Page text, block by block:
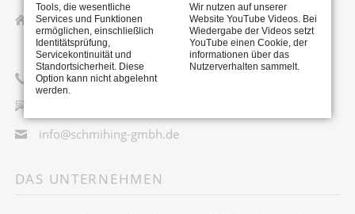
Günter Schmihing GmbH
Osterfeldstr. 5
D-49326 Melle
+49 54 29 / 92 96 88-0
info@schmihing-gmbh.de
DAS UNTERNEHMEN
Tools, die wesentliche
Services und Funktionen
ermöglichen, einschließlich
Identitätsprüfung,
Servicekontinuität und
Standortsicherheit. Diese
Option kann nicht abgelehnt
werden.
Wir nutzen auf unserer
Website YouTube Videos. Bei
Wiedergabe der Videos setzt
YouTube einen Cookie, der
informationen über das
Nutzerverhalten sammelt.